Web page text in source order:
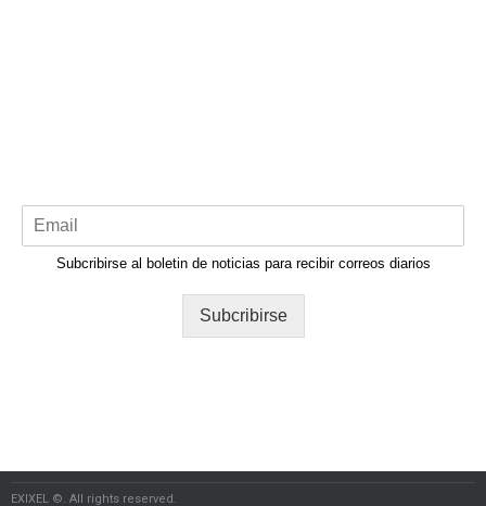
Subcribirse al boletin de noticias para recibir correos diarios
Subcribirse
EXIXEL ©. All rights reserved.